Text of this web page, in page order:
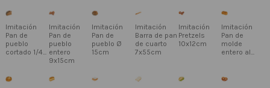
Imitación
Pan de
pueblo
cortado 1/4...
Imitación
Pan de
pueblo
entero
9x15cm
Imitación
Pan de
pueblo Ø
15cm
Imitación
Barra de pan
de cuarto
7x55cm
Imitación
Pretzels
10x12cm
Imitación
Pan de
molde
entero al...